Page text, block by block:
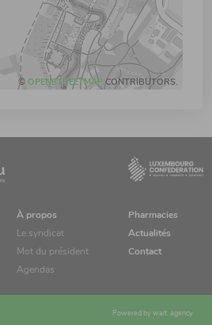
© OPENSTREETMAPCONTRIBUTORS.
À propos
Le syndicat
Mot du président
Agendas
Pharmacies
Actualités
Contact
Powered by wait: agency